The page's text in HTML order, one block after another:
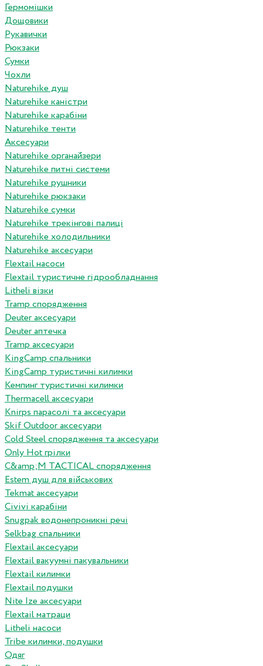
Гермомішки
Дощовики
Рукавички
Рюкзаки
Сумки
Чохли
Naturehike душ
Naturehike каністри
Naturehike карабіни
Naturehike тенти
Аксесуари
Naturehike органайзери
Naturehike питні системи
Naturehike рушники
Naturehike рюкзаки
Naturehike сумки
Naturehike трекінгові палиці
Naturehike холодильники
Naturehike аксесуари
Flextail насоси
Flextail туристичне гідрообладнання
Litheli візки
Tramp спорядження
Deuter аксесуари
Deuter аптечка
Tramp аксесуари
KingCamp спальники
KingCamp туристичні килимки
Кемпинг туристичні килимки
Thermacell аксесуари
Knirps парасолі та аксесуари
Skif Outdoor аксесуари
Cold Steel спорядження та аксесуари
Only Hot грілки
C&amp;M TACTICAL спорядження
Estem душ для військових
Tekmat аксесуари
Сivivi карабіни
Snugpak водонепроникні речі
Selkbag спальники
Flextail аксесуари
Flextail вакуумні пакувальники
Flextail килимки
Flextail подушки
Nite Ize аксесуари
Flextail матраци
Litheli насоси
Tribe килимки, подушки
Одяг